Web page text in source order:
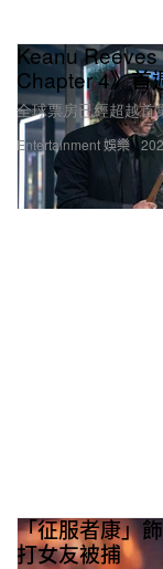
Entertainment 娛樂
Keanu
Chapter 4》首
全球票房已經超越首
「征服者康」
打女友被捕